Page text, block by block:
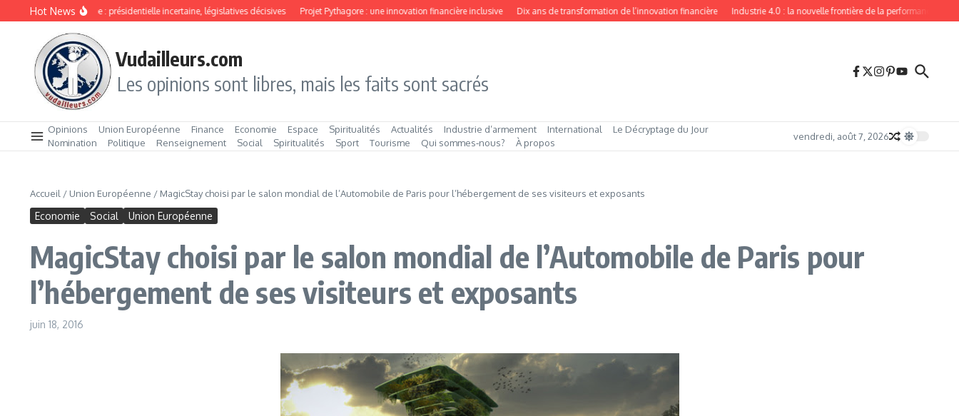
Aller au contenu
Hot News
São Tomé‑et‑Principe : présidentielle incertaine, législatives décisives Projet Pythagore : une innovation financière inclusive Dix ans de transformation de l’innovation financière Industrie 4.0 : la nouvelle frontière de la performance
Vudailleurs.com
Les opinions sont libres, mais les faits sont sacrés
Opinions Union Européenne Finance Economie Espace Spiritualités Actualités Industrie d’armement International
Le Décryptage du Jour
Nomination
Politique Renseignement Social Spiritualités Sport Tourisme Qui sommes‑nous? À propos
vendredi, août 7, 2026
Accueil / Union Européenne / MagicStay choisi par le salon mondial de l’Automobile de Paris pour l’hébergement de ses visiteurs et exposants
Economie Social Union Européenne
MagicStay choisi par le salon mondial de l’Automobile de Paris pour
l’hébergement de ses visiteurs et exposants
juin 18, 2016